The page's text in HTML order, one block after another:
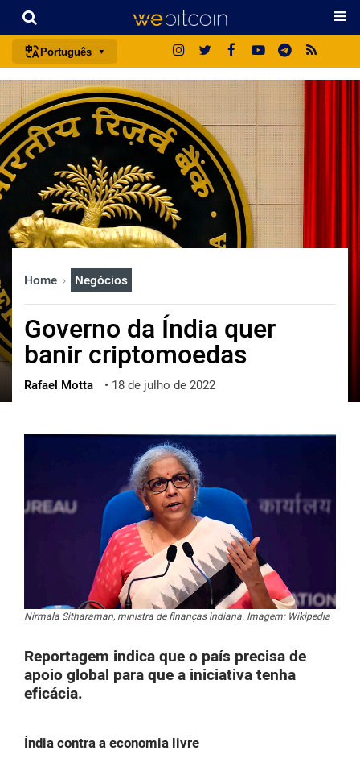
Português
português (BR)
english
español
français
italiano
deutsch
日本語
русский
العربية
ქართული
vietnamese
Home Negócios
Governo da Índia quer
banir criptomoedas
Rafael Motta • 18 de julho de 2022
Nirmala Sitharaman, ministra de finanças indiana. Imagem: Wikipedia
Reportagem indica que o país precisa de
apoio global para que a iniciativa tenha
eficácia.
Índia contra a economia livre